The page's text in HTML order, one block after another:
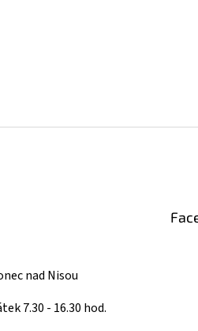
nad Nisou
7.30 - 16.30 hod.